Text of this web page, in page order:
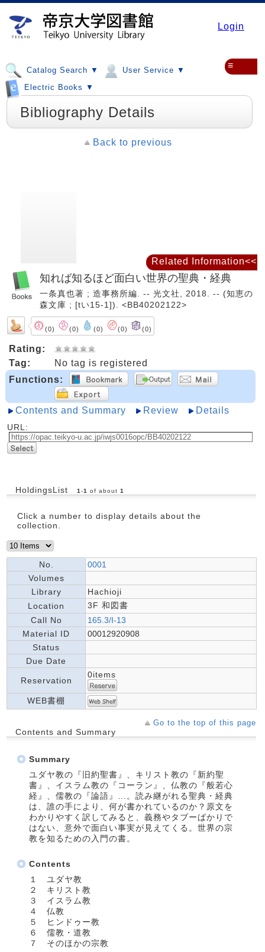
Login
Catalog Search ▼
User Service ▼
Electric Books ▼
≡
Bibliography Details
Back to previous
知れば知るほど面白い世界の聖典・経典
一条真也著 ; 造事務所編. -- 光文社, 2018. -- (知恵の
森文庫 ; [tい15-1]). <BB40202122>
(0) (0) (0) (0) (0)
Rating:
Tag:
No tag is registered
Functions:
Contents and Summary Review Details
URL:
HoldingsList 1 -1 of about 1
Click a number to display details about the
collection.
No.
0001
Volumes
Library
Hachioji
Location
3F 和図書
Call No
165.3/I-13
Material ID
00012920908
Status
Due Date
Reservation
0items
WEB書棚
Go to the top of this page
Contents and Summary
Summary
ユダヤ教の『旧約聖書』、キリスト教の『新約聖
書』、イスラム教の『コーラン』、仏教の『般若心
経』、儒教の『論語』…。読み継がれる聖典・経典
は、誰の手により、何が書かれているのか？原文を
わかりやすく訳してみると、義務やタブーばかりで
はない、意外で面白い事実が見えてくる。世界の宗
教を知るための入門の書。
Contents
１ ユダヤ教
２ キリスト教
３ イスラム教
４ 仏教
５ ヒンドゥー教
６ 儒教・道教
７ そのほかの宗教
Related Information<<